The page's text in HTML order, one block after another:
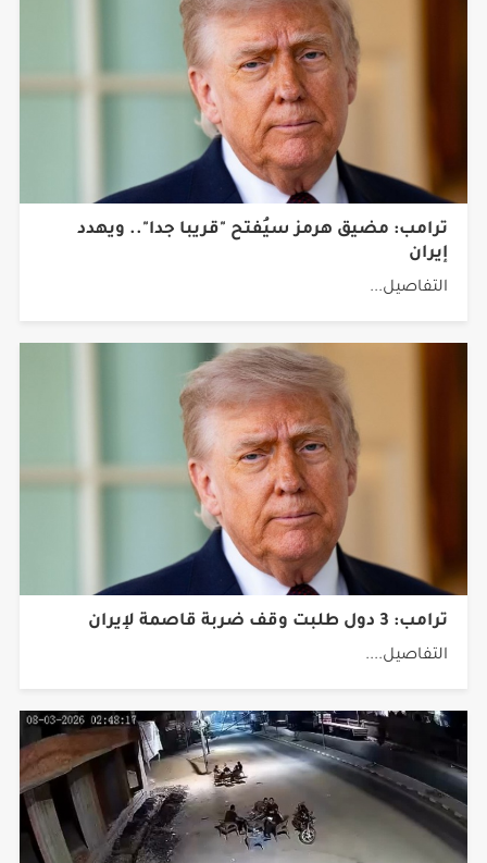
ترامب: مضيق هرمز سيُفتح "قريبا جدا".. ويهدد
إيران
التفاصيل...
ترامب: 3 دول طلبت وقف ضربة قاصمة لإيران
التفاصيل....